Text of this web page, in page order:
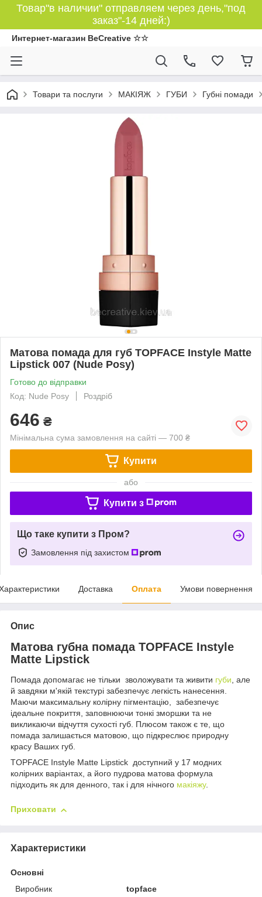
Товар"в наличии" отправляем через день,"под
заказ"-14 дней:)
Интернет-магазин BeCreative ☆☆
Товари та послуги МАКІЯЖ ГУБИ Губні помади
Матова помада для губ TOPFACE Instyle Matte
Lipstick 007 (Nude Posy)
Готово до відправки
Код: Nude Posy
Роздріб
646 ₴
Мінімальна сума замовлення на сайті — 700 ₴
Купити
або
Купити з
Що таке купити з Пром?
Замовлення під захистом
Доставка Оплата Умови повернення
Опис
Матова губна помада TOPFACE Instyle
Matte Lipstick
Помада допомагає не тільки зволожувати та живити губи, але
й завдяки м'якій текстурі забезпечує легкість нанесення.
Маючи максимальну колірну пігментацію, забезпечує
ідеальне покриття, заповнюючи тонкі зморшки та не
викликаючи відчуття сухості губ. Плюсом також є те, що
помада залишається матовою, що підкреслює природну
красу Ваших губ.
TOPFACE Instyle Matte Lipstick доступний у 17 модних
колірних варіантах, а його пудрова матова формула
підходить як для денного, так і для нічного макіяжу.
Приховати
Характеристики
Основні
Виробник
topface